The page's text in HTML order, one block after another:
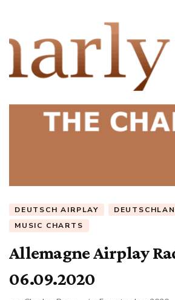
DEUTSCH AIRPLAY
MUSIC CHARTS
Allemagne Airplay
06.09.2020